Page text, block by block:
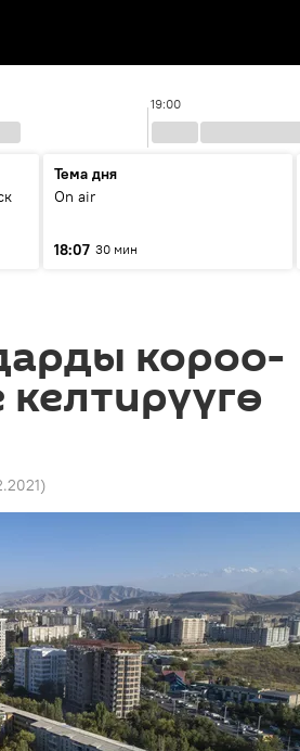
19:00
Тема дня
On air
18:07 30 мин
короо-
)